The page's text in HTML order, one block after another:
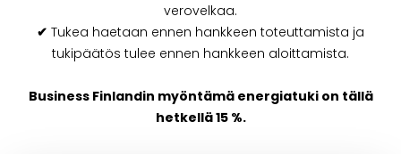
verovelkaa.
✔ Tukea haetaan ennen hankkeen toteuttamista ja
tukipäätös tulee ennen hankkeen aloittamista.
Business Finlandin myöntämä energiatuki on tällä
hetkellä 15 %.